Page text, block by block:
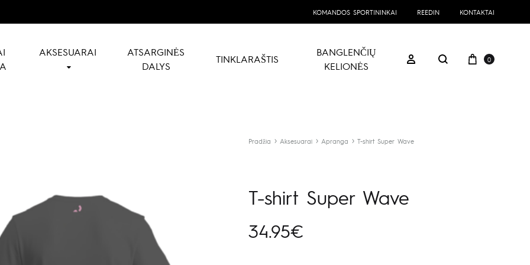
KOMANDOS SPORTININKAI REEDIN KONTAKTAI
AKSESUARAI
ATSARGINĖS
DALYS
TINKLARAŠTIS
BANGLENČIŲ
KELIONĖS
Prisijungti
Paieška
Prekių
0
Pradžia Aksesuarai Apranga T-shirt Super Wave
T-shirt Super Wave
34.95€